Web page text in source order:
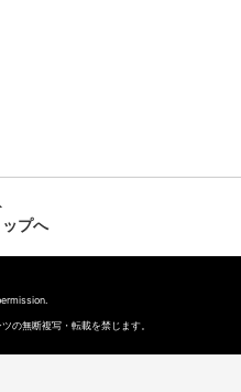
プへ
の無断複写・転載を禁じます。